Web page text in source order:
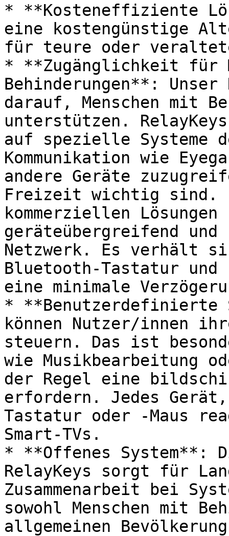
* **Kosteneffiziente
eine kostengünstige
für teure oder
* **Zugänglichkeit für
Behinderungen**: Unser
darauf, Menschen mit
unterstützen.
auf spezielle Systeme
Kommunikation wie
andere Geräte
Freizeit wichtig sind.
kommerziellen
geräteübergreifend und
Netzwerk. Es verhält
Bluetooth-Tastatur
eine minimale
* **Benutzerdefinierte
können Nutzer/innen
steuern. Das ist
wie Musikbearbeitung
der Regel eine
erfordern. Jedes
Tastatur oder -Maus
Smart-TVs.
* **Offenes System**:
RelayKeys sorgt für
Zusammenarbeit bei
sowohl Menschen mit
allgemeinen